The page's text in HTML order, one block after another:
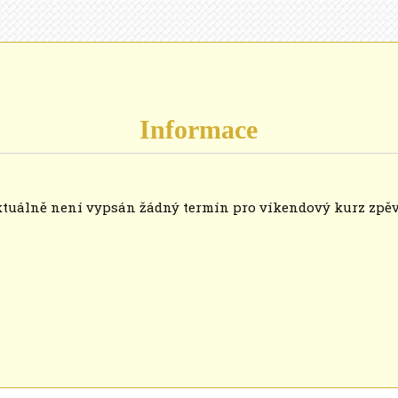
Informace
není vypsán žádný termín pro víkendový kurz